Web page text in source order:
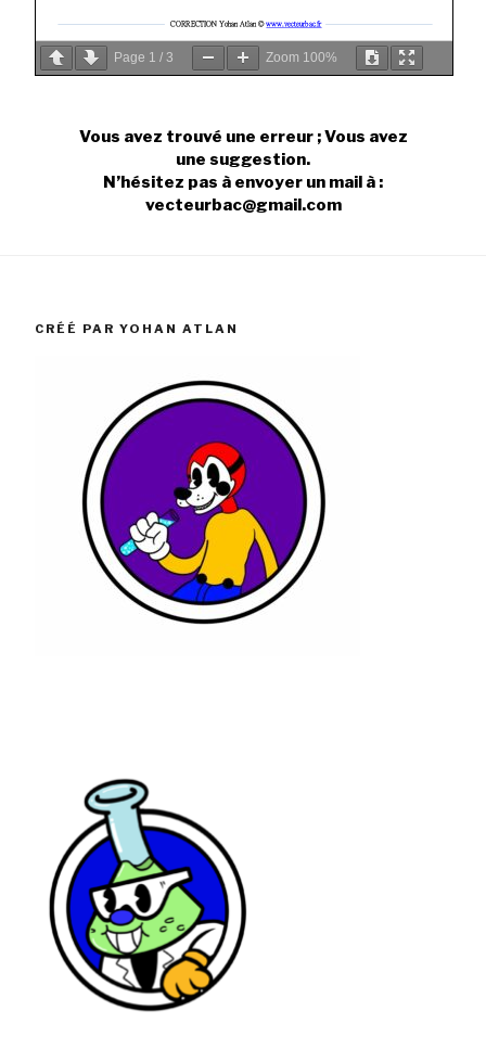
Page 1 / 3 Zoom 100%
Vous avez trouvé une erreur ; Vous avez
une suggestion.
N’hésitez pas à envoyer un mail à :
vecteurbac@gmail.com
CRÉÉ PAR YOHAN ATLAN